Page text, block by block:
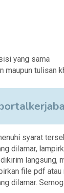
yang sama
maupun tulisan
syarat
dilamar,
langsung,
file pdf
dilamar.